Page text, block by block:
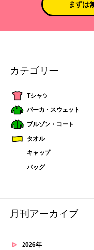
まずは
カテゴリー
Tシャツ
パーカ・スウェット
ブルゾン・コート
タオル
キャップ
バッグ
月刊アーカイブ
2026年